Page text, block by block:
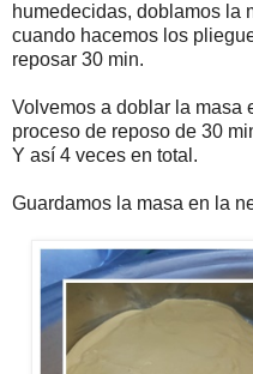
humedecidas, doblamos la
cuando hacemos los
reposar 30 min.
Volvemos a doblar la masa
proceso de reposo de 30
Y así 4 veces en total.
Guardamos la masa en la